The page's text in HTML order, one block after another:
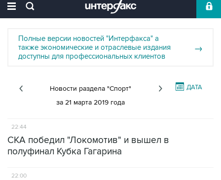
Полные версии новостей "Интерфакса" а
также экономические и отраслевые издания
доступны для профессиональных клиентов
→
Новости раздела "Спорт"
за 21 марта 2019 года
ДАТА
22:44
СКА победил "Локомотив" и вышел в
полуфинал Кубка Гагарина
22:00